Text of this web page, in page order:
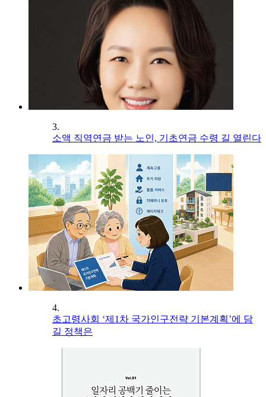
3.
소액 직역연금 받는 노인, 기초연금 수령 길 열린다
4.
초고령사회 ‘제1차 국가인구전략 기본계획’에 담
길 정책은